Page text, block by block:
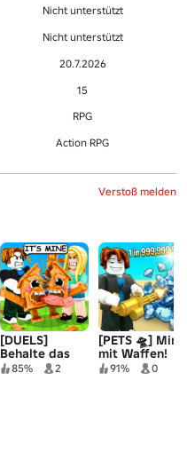
Nicht unterstützt
Nicht unterstützt
20.7.2026
15
RPG
Action RPG
Verstoß melden
[DUELS]
Behalte das
Brainrot
85% 2
[PETS 🛸] Mine
mit Waffen!
91% 0